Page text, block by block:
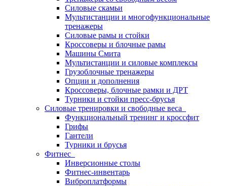
Силовые скамьи
Мультистанции и многофункциональные
тренажеры
Силовые рамы и стойки
Кроссоверы и блочные рамы
Машины Смита
Мультистанции и силовые комплексы
Грузоблочные тренажеры
Опции и дополнения
Кроссоверы, блочные рамки и ДРТ
Турники и стойки пресс-брусья
Силовые тренировки и свободные веса
Функциональный тренинг и кроссфит
Грифы
Гантели
Турники и брусья
Фитнес
Инверсионные столы
Фитнес-инвентарь
Виброплатформы